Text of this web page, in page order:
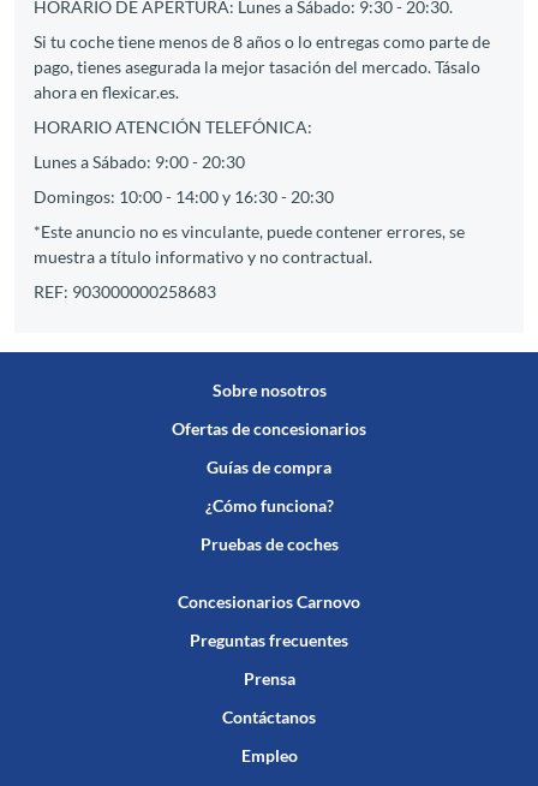
HORARIO DE APERTURA: Lunes a Sábado: 9:30 - 20:30.
Si tu coche tiene menos de 8 años o lo entregas como parte de
pago, tienes asegurada la mejor tasación del mercado. Tásalo
ahora en flexicar.es.
HORARIO ATENCIÓN TELEFÓNICA:
Lunes a Sábado: 9:00 - 20:30
Domingos: 10:00 - 14:00 y 16:30 - 20:30
*Este anuncio no es vinculante, puede contener errores, se
muestra a título informativo y no contractual.
REF: 903000000258683
Sobre nosotros
Ofertas de concesionarios
Guías de compra
¿Cómo funciona?
Pruebas de coches
Concesionarios Carnovo
Preguntas frecuentes
Prensa
Contáctanos
Empleo